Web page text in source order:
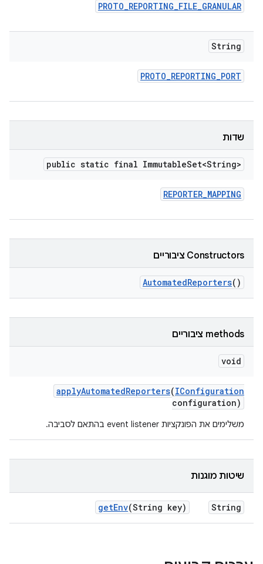
PROTO_REPORTING_FILE_GRANULAR
String
PROTO_REPORTING_PORT
שדות
public static final ImmutableSet<String>
REPORTER_MAPPING
Constructors ציבוריים
AutomatedReporters()
‫methods ציבוריים
void
applyAutomatedReporters(IConfiguration
configuration)
משלימים את הפונקציות event listener בהתאם לסביבה.
שיטות מוגנות
String
getEnv(String key)